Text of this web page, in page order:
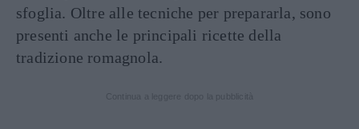
sfoglia. Oltre alle tecniche per prepararla, sono
presenti anche le principali ricette della
tradizione romagnola.